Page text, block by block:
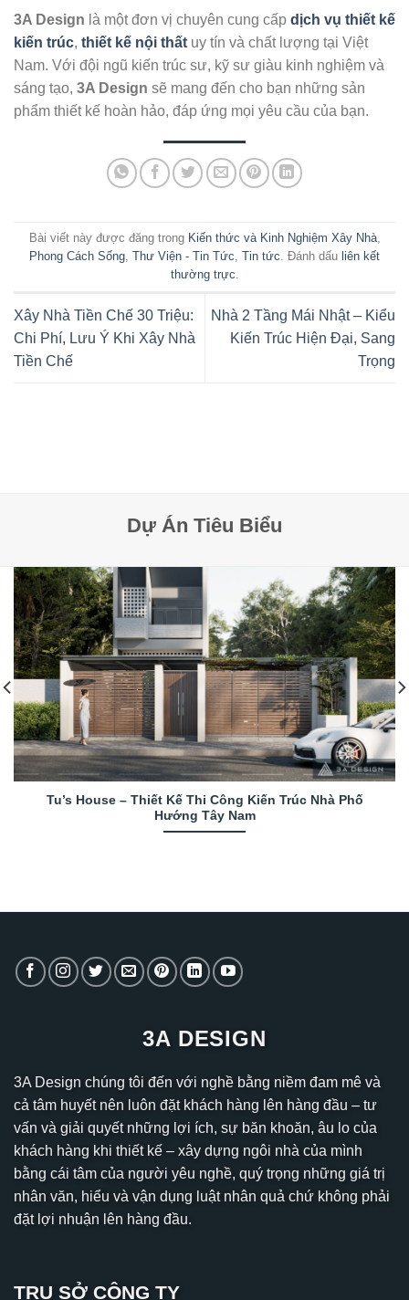
3A Design là một đơn vị chuyên cung cấp dịch vụ thiết kế
kiến trúc, thiết kế nội thất uy tín và chất lượng tại Việt
Nam. Với đội ngũ kiến trúc sư, kỹ sư giàu kinh nghiệm và
sáng tạo, 3A Design sẽ mang đến cho bạn những sản
phẩm thiết kế hoàn hảo, đáp ứng mọi yêu cầu của bạn.
Bài viết này được đăng trong Kiến thức và Kinh Nghiệm Xây Nhà,
Phong Cách Sống Thư Viện - Tin Tức Tin tức . Đánh dấu liên kết
thường trực
Xây Nhà Tiền Chế 30 Triệu:
Chi Phí, Lưu Ý Khi Xây Nhà
Tiền Chế
Nhà 2 Tầng Mái Nhật – Kiểu
Kiến Trúc Hiện Đại, Sang
Trọng
Dự Án Tiêu Biểu
Tu’s House – Thiết Kế Thi Công Kiến Trúc Nhà Phố
Hướng Tây Nam
3A DESIGN
3A Design chúng tôi đến với nghề bằng niềm đam mê và
cả tâm huyết nên luôn đặt khách hàng lên hàng đầu – tư
vấn và giải quyết những lợi ích, sự băn khoăn, âu lo của
khách hàng khi thiết kế – xây dựng ngôi nhà của mình
bằng cái tâm của người yêu nghề, quý trọng những giá trị
nhân văn, hiểu và vận dụng luật nhân quả chứ không phải
đặt lợi nhuận lên hàng đầu.
TRỤ SỞ CÔNG TY